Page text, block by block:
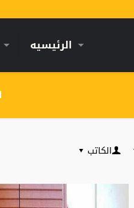
الرئيسيه
الكاتب